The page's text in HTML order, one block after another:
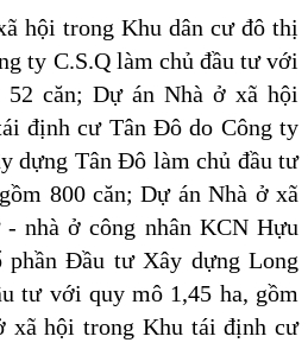
hội trong Khu dân cư đô thị
ty C.S.Q làm chủ đầu tư với
52 căn; Dự án Nhà ở xã hội
định cư Tân Đô do Công ty
dựng Tân Đô làm chủ đầu tư
800 căn; Dự án Nhà ở xã
nhà ở công nhân KCN Hựu
phần Đầu tư Xây dựng Long
tư với quy mô 1,45 ha, gồm
xã hội trong Khu tái định cư